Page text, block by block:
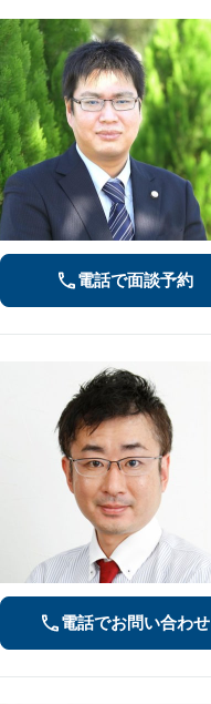
電話で面談予約
電話でお問い合わせ